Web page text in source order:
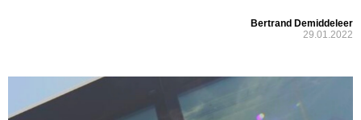
Bertrand Demiddeleer
29.01.2022